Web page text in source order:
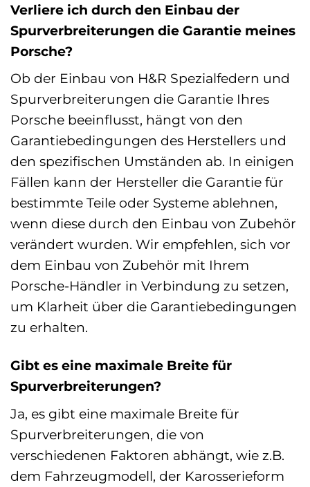
Verliere ich durch den Einbau der
Spurverbreiterungen die Garantie meines
Porsche?
Ob der Einbau von H&R Spezialfedern und
Spurverbreiterungen die Garantie Ihres
Porsche beeinflusst, hängt von den
Garantiebedingungen des Herstellers und
den spezifischen Umständen ab. In einigen
Fällen kann der Hersteller die Garantie für
bestimmte Teile oder Systeme ablehnen,
wenn diese durch den Einbau von Zubehör
verändert wurden. Wir empfehlen, sich vor
dem Einbau von Zubehör mit Ihrem
Porsche-Händler in Verbindung zu setzen,
um Klarheit über die Garantiebedingungen
zu erhalten.
Gibt es eine maximale Breite für
Spurverbreiterungen?
Ja, es gibt eine maximale Breite für
Spurverbreiterungen, die von
verschiedenen Faktoren abhängt, wie z.B.
dem Fahrzeugmodell, der Karosserieform